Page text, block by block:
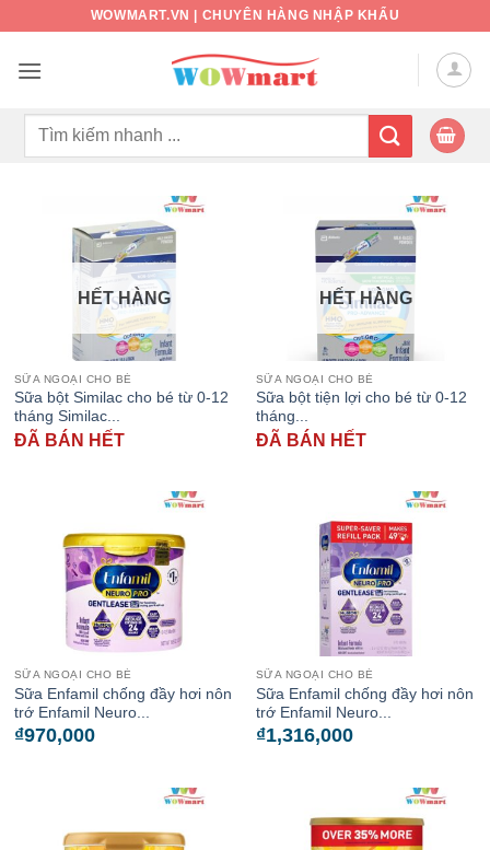
nội
WOWMART.VN | CHUYÊN HÀNG NHẬP KHẨU
Tìm
HẾT HÀNG
SỮA NGOẠI CHO BÉ
Sữa bột Similac cho bé từ 0-12
tháng Similac...
ĐÃ BÁN HẾT
HẾT HÀNG
SỮA NGOẠI CHO BÉ
Sữa bột tiện lợi cho bé từ 0-12
tháng...
ĐÃ BÁN HẾT
SỮA NGOẠI CHO BÉ
Sữa Enfamil chống đầy hơi nôn
trớ Enfamil Neuro...
₫970,000
SỮA NGOẠI CHO BÉ
Sữa Enfamil chống đầy hơi nôn
trớ Enfamil Neuro...
₫1,316,000